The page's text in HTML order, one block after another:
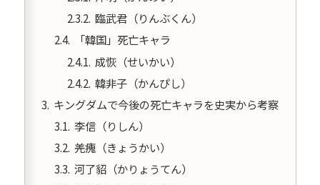
臨武君（りんぶくん）
「韓国」死亡キャラ
成恢（せいかい）
韓非子（かんぴし）
キングダムで今後の死亡キャラを史実から考察
李信（りしん）
羌瘣（きょうかい）
河了貂（かりょうてん）